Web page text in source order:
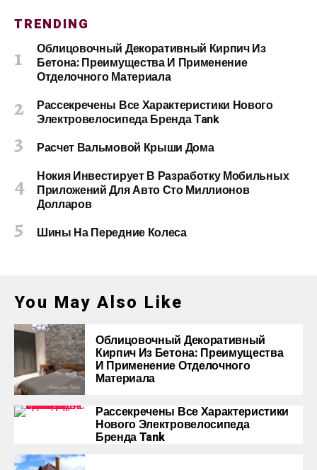
TRENDING
Облицовочный Декоративный Кирпич Из
Бетона: Преимущества И Применение
Отделочного Материала
Рассекречены Все Характеристики Нового
Электровелосипеда Бренда Tank
Расчет Вальмовой Крыши Дома
Нокия Инвестирует В Разработку Мобильных
Приложений Для Авто Сто Миллионов
Долларов
Шины На Передние Колеса
You May Also Like
Облицовочный Декоративный
Кирпич Из Бетона: Преимущества
И Применение Отделочного
Материала
Рассекречены Все Характеристики
Нового Электровелосипеда
Бренда Tank